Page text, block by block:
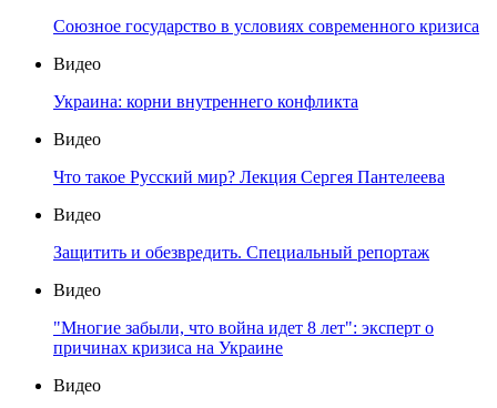
Союзное государство в условиях современного кризиса
Видео
Украина: корни внутреннего конфликта
Видео
Что такое Русский мир? Лекция Сергея Пантелеева
Видео
Защитить и обезвредить. Специальный репортаж
Видео
"Многие забыли, что война идет 8 лет": эксперт о
причинах кризиса на Украине
Видео